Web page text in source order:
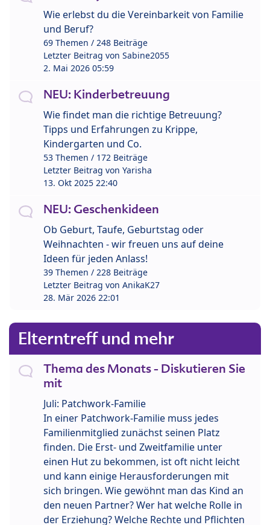
Wie erlebst du die Vereinbarkeit von Familie
und Beruf?
69 Themen / 248 Beiträge
Letzter Beitrag von Sabine2055
2. Mai 2026 05:59
NEU: Kinderbetreuung
Wie findet man die richtige Betreuung?
Tipps und Erfahrungen zu Krippe,
Kindergarten und Co.
53 Themen / 172 Beiträge
Letzter Beitrag von Yarisha
13. Okt 2025 22:40
NEU: Geschenkideen
Ob Geburt, Taufe, Geburtstag oder
Weihnachten - wir freuen uns auf deine
Ideen für jeden Anlass!
39 Themen / 228 Beiträge
Letzter Beitrag von AnikaK27
28. Mär 2026 22:01
Elterntreff und mehr
Thema des Monats - Diskutieren Sie
mit
Juli: Patchwork-Familie
In einer Patchwork-Familie muss jedes
Familienmitglied zunächst seinen Platz
finden. Die Erst- und Zweitfamilie unter
einen Hut zu bekommen, ist oft nicht leicht
und kann einige Herausforderungen mit
sich bringen. Wie gewöhnt man das Kind an
den neuen Partner? Wer hat welche Rolle in
der Erziehung? Welche Rechte und Pflichten